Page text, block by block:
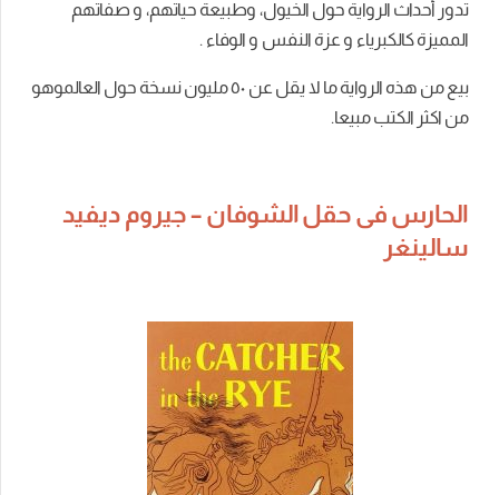
تدور أحداث الرواية حول الخيول، وطبيعة حياتهم، و صفاتهم
المميزة كالكبرياء و عزة النفس و الوفاء .
بيع من هذه الرواية ما لا يقل عن ٥۰ مليون نسخة حول العالموهو
من اكثر الكتب مبيعا.
الحارس فى حقل الشوفان – جيروم ديفيد
سالينغر